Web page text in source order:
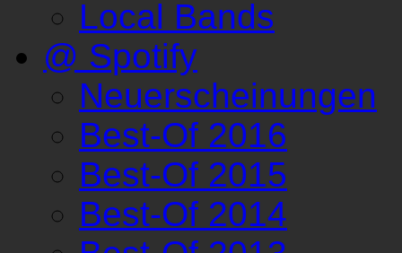
Local Bands
@ Spotify
Neuerscheinungen
Best-Of 2016
Best-Of 2015
Best-Of 2014